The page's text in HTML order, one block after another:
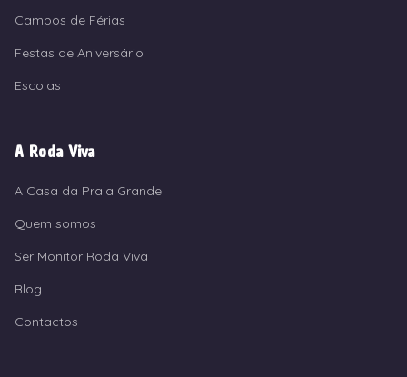
Campos de Férias
Festas de Aniversário
Escolas
A Roda Viva
A Casa da Praia Grande
Quem somos
Ser Monitor Roda Viva
Blog
Contactos